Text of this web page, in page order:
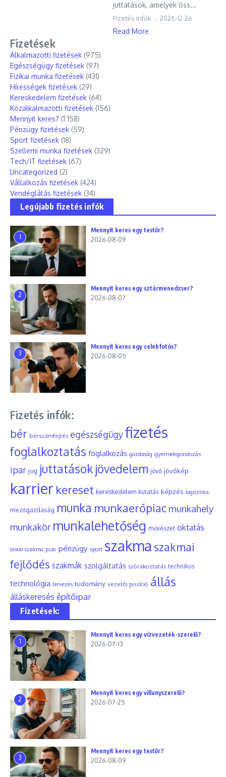
juttatások, amelyek öss...
Fizetés Infók 2025-12-26
Read More
Fizetések
Alkalmazotti fizetések (975)
Egészségügy fizetések (97)
Fizikai munka fizetések (431)
Hírességek fizetések (29)
Kereskedelem fizetések (64)
Közalkalmazotti fizetések (156)
Mennyit keres? (1 158)
Pénzügy fizetések (59)
Sport fizetések (18)
Szellemi munka fizetések (329)
Tech/IT fizetések (67)
Uncategorized (2)
Vállalkozás fizetések (424)
Vendéglátás fizetések (34)
Legújabb fizetés infók
1
Mennyit keres egy testőr?
2026-08-09
2
Mennyit keres egy sztármenedzser?
2026-08-07
3
Mennyit keres egy celebfotós?
2026-08-05
Fizetés infók:
bér bérszámfejtés egészségügyfizetés
foglalkoztatás foglalkozás gazdaság gyermekgondozás
ipar jog juttatások jövedelem jövő jövőkép
karrier kereset kereskedelem kutatás képzés logisztika
mezőgazdaság munka munkaerőpiac munkahely
munkakör munkalehetőség művészet oktatás
orvosi szakma piac pénzügy sport szakma szakmai
fejlődés szakmák szolgáltatás szórakoztatás technikus
technológia tervezés tudomány vezetői pozíció állás
álláskeresés építőipar
Fizetések:
1
Mennyit keres egy vízvezeték-szerelő?
2026-07-13
2
Mennyit keres egy villanyszerelő?
2026-07-25
3
Mennyit keres egy testőr?
2026-08-09